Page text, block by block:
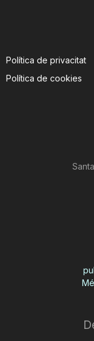
Política de privacitat
Política de cookies